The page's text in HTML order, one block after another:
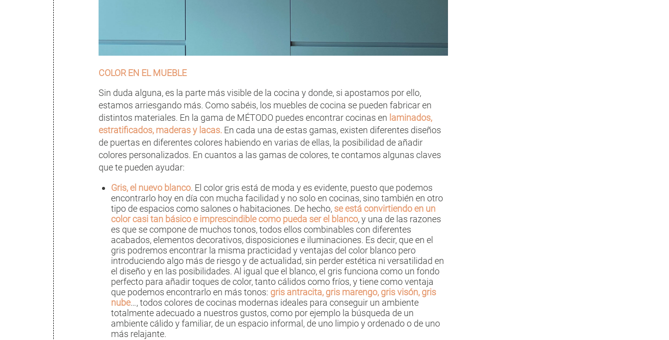
COLOR EN EL MUEBLE
Sin duda alguna, es la parte más visible de la cocina y donde, si apostamos por ello,
estamos arriesgando más. Como sabéis, los muebles de cocina se pueden fabricar en
distintos materiales. En la gama de MÉTODO puedes encontrar cocinas en laminados,
estratificados, maderas y lacas. En cada una de estas gamas, existen diferentes diseños
de puertas en diferentes colores habiendo en varias de ellas, la posibilidad de añadir
colores personalizados. En cuantos a las gamas de colores, te contamos algunas claves
que te pueden ayudar:
Gris, el nuevo blanco. El color gris está de moda y es evidente, puesto que podemos
encontrarlo hoy en día con mucha facilidad y no solo en cocinas, sino también en otro
tipo de espacios como salones o habitaciones. De hecho, se está convirtiendo en un
color casi tan básico e imprescindible como pueda ser el blanco, y una de las razones
es que se compone de muchos tonos, todos ellos combinables con diferentes
acabados, elementos decorativos, disposiciones e iluminaciones. Es decir, que en el
gris podremos encontrar la misma practicidad y ventajas del color blanco pero
introduciendo algo más de riesgo y de actualidad, sin perder estética ni versatilidad en
el diseño y en las posibilidades. Al igual que el blanco, el gris funciona como un fondo
perfecto para añadir toques de color, tanto cálidos como fríos, y tiene como ventaja
que podemos encontrarlo en más tonos: gris antracita, gris marengo, gris visón, gris
nube…, todos colores de cocinas modernas ideales para conseguir un ambiente
totalmente adecuado a nuestros gustos, como por ejemplo la búsqueda de un
ambiente cálido y familiar, de un espacio informal, de uno limpio y ordenado o de uno
más relajante.